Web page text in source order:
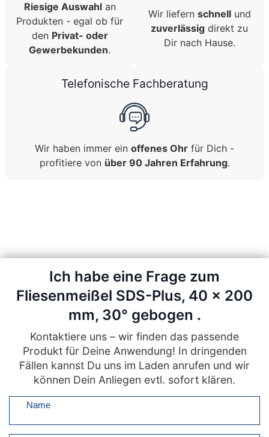
Riesige Auswahlan
Produkten - egal ob für
den Privat- oder
Gewerbekunden.
Wir liefern schnellund
zuverlässig direkt zu
Dir nach Hause.
Telefonische Fachberatung
Wir haben immer ein offenes Ohr für Dich -
profitiere von über 90 Jahren Erfahrung.
Ich habe eine Frage zum
Fliesenmeißel SDS-Plus, 40 x 200
mm, 30° gebogen .
Kontaktiere uns – wir finden das passende
Produkt für Deine Anwendung! In dringenden
Fällen kannst Du uns im Laden anrufen und wir
können Dein Anliegen evtl. sofort klären.
Name